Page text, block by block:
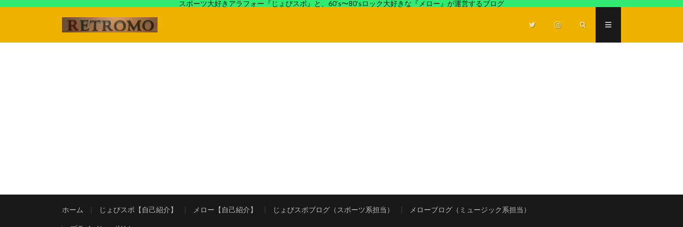
スポーツ大好きアラフォー『じょびスポ』と、60’s〜80’sロック大好きな『メロー』が運営するブログ
ホーム じょびスポ【自己紹介】 メロー【自己紹介】 じょびスポブログ（スポーツ系担当） メローブログ（ミュージック系担当）